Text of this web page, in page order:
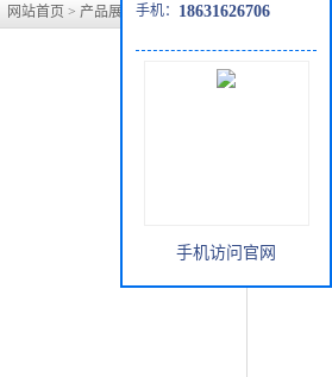
网站首页 > 产品展厅>东营环氧砂浆
手机： 18631626706
手机访问官网